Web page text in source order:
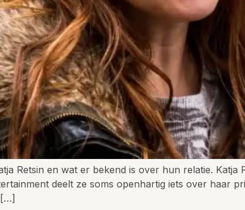
Retsin en wat er bekend is over hun relatie. Katja
deelt ze soms openhartig iets over haar
[…]